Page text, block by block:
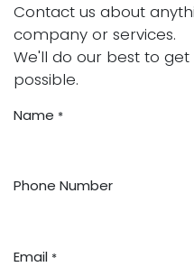
Contact us about
company or services.
We'll do our best to
possible.
Name *
Phone Number
Email *